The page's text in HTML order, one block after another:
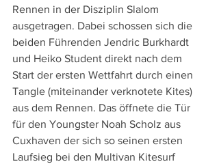
Rennen in der Disziplin Slalom
ausgetragen. Dabei schossen sich die
beiden Führenden Jendric Burkhardt
und Heiko Student direkt nach dem
Start der ersten Wettfahrt durch einen
Tangle (miteinander verknotete Kites)
aus dem Rennen. Das öffnete die Tür
für den Youngster Noah Scholz aus
Cuxhaven der sich so seinen ersten
Laufsieg bei den Multivan Kitesurf